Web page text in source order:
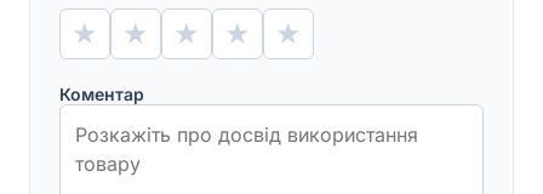
★ ★ ★ ★ ★
Коментар